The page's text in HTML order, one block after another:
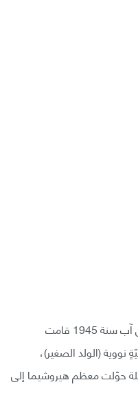
في الساعة 6:15 من صباح السادس من آب سنة 1945 قامت
نووية (الولد الصغير)،
نار هائلة حوّلت معظم هيروشيما إلى